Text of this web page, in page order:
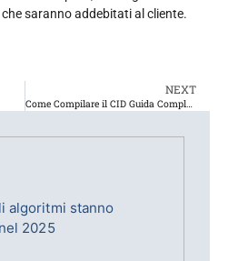
saranno addebitati al cliente.
NEXT
Come Compilare il CID Guida Completa